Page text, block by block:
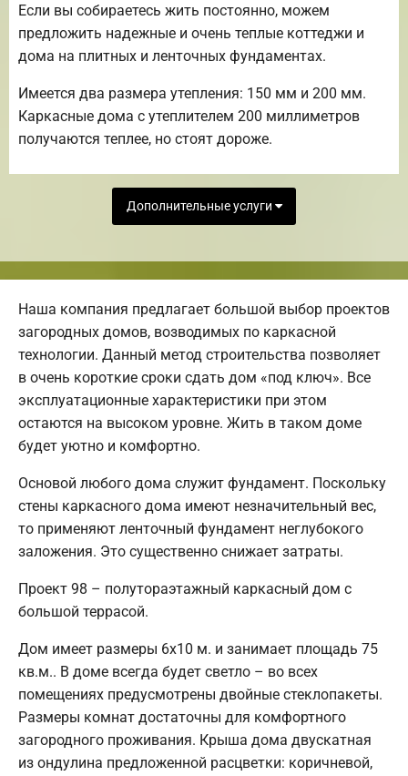
Если вы собираетесь жить постоянно, можем
предложить надежные и очень теплые коттеджи и
дома на плитных и ленточных фундаментах.
Имеется два размера утепления: 150 мм и 200 мм.
Каркасные дома с утеплителем 200 миллиметров
получаются теплее, но стоят дороже.
Дополнительные услуги
Наша компания предлагает большой выбор проектов
загородных домов, возводимых по каркасной
технологии. Данный метод строительства позволяет
в очень короткие сроки сдать дом «под ключ». Все
эксплуатационные характеристики при этом
остаются на высоком уровне. Жить в таком доме
будет уютно и комфортно.
Основой любого дома служит фундамент. Поскольку
стены каркасного дома имеют незначительный вес,
то применяют ленточный фундамент неглубокого
заложения. Это существенно снижает затраты.
Проект 98 – полутораэтажный каркасный дом с
большой террасой.
Дом имеет размеры 6х10 м. и занимает площадь 75
кв.м.. В доме всегда будет светло – во всех
помещениях предусмотрены двойные стеклопакеты.
Размеры комнат достаточны для комфортного
загородного проживания. Крыша дома двускатная
из ондулина предложенной расцветки: коричневой,